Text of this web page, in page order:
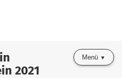
2021
Menü